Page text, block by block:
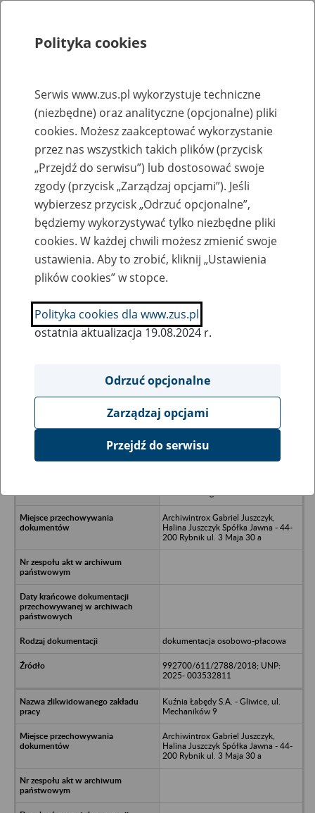
Rejestry, ewidencje i archiwa
Baza zlikwidowanych lub
przekształconych zakładów pracy
Nazwa zakładu pracy:
SZUKAJ
Ukryj wszystkie pozycje bazy
Hutnicze Przedsiębiorstwo
Archiwintrox Gabriel Juszczyk,
Halina Juszczyk Spółka Jawna - 44-
200 Rybnik ul. 3 Maja 30 a
dokumentacja osobowo-płacowa
992700/611/2788/2018; UNP:
2025- 003532811
Kuźnia Łabędy S.A. - Gliwice, ul.
Mechaników 9
Archiwintrox Gabriel Juszczyk,
Halina Juszczyk Spółka Jawna - 44-
200 Rybnik ul. 3 Maja 30 a
Polityka cookies
Serwis www.zus.pl wykorzystuje techniczne
(niezbędne) oraz analityczne (opcjonalne) pliki
cookies. Możesz zaakceptować wykorzystanie
przez nas wszystkich takich plików (przycisk
„Przejdź do serwisu”) lub dostosować swoje
zgody (przycisk „Zarządzaj opcjami”). Jeśli
wybierzesz przycisk „Odrzuć opcjonalne”,
będziemy wykorzystywać tylko niezbędne pliki
cookies. W każdej chwili możesz zmienić swoje
ustawienia. Aby to zrobić, kliknij „Ustawienia
plików cookies” w stopce.
Polityka cookies dla www.zus.pl
ostatnia aktualizacja 19.08.2024 r.
Odrzuć opcjonalne
Zarządzaj opcjami
Przejdź do serwisu